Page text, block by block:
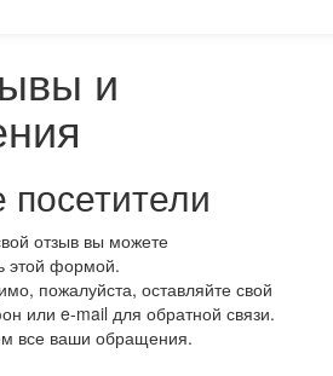
и
отзыв вы можете
этой формой.
пожалуйста, оставляйте свой
или e-mail для обратной связи.
все ваши обращения.